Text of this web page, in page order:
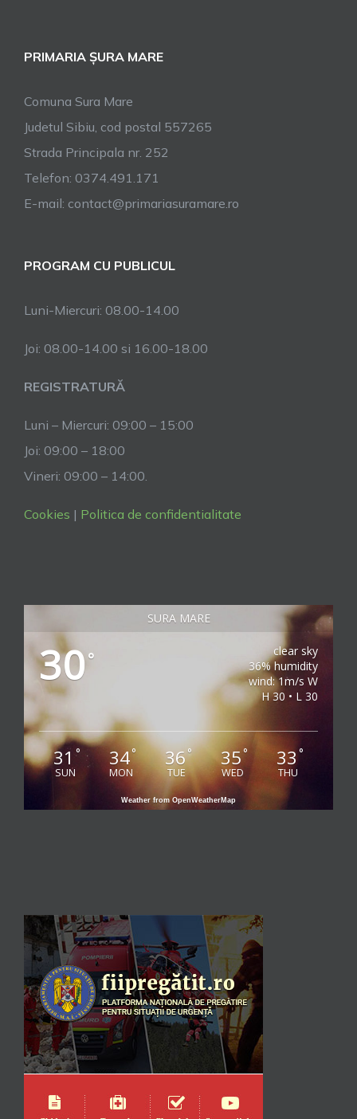
PRIMARIA ȘURA MARE
Comuna Sura Mare
Judetul Sibiu, cod postal 557265
Strada Principala nr. 252
Telefon: 0374.491.171
E-mail: contact@primariasuramare.ro
PROGRAM CU PUBLICUL
Luni-Miercuri: 08.00-14.00
Joi: 08.00-14.00 si 16.00-18.00
REGISTRATURĂ
Luni – Miercuri: 09:00 – 15:00
Joi: 09:00 – 18:00
Vineri: 09:00 – 14:00.
Cookies | Politica de confidentialitate
SURA MARE
30°
clear sky
36% humidity
wind: 1m/s W
H 30 • L 30
31 °
SUN
34°
MON
36°
TUE
35°
WED
33 °
THU
Weather from OpenWeatherMap